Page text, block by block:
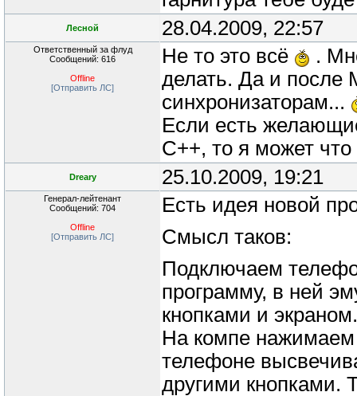
Лесной 28.04.2009, 22:57
Ответственный за флуд
Сообщений: 616
Offline
[Отправить ЛС]
Не то это всё
.
делать. Да и после
синхронизаторам...
Если есть
С++, то я может
Dreary 25.10.2009, 19:21
Генерал-лейтенант
Сообщений: 704
Offline
[Отправить ЛС]
Есть идея новой
Смысл таков:
Подключаем
программу, в ней
кнопками и экраном.
На компе
телефоне
другими кнопками.